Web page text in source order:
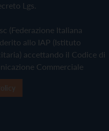
Lgs.
(Federazione Italiana
allo IAP (Istituto
accettando il Codice di
Commerciale